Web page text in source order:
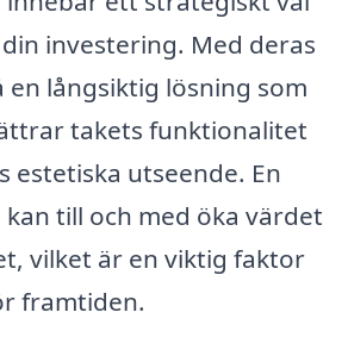
investering. Med deras
en långsiktig lösning som
takets funktionalitet
estetiska utseende. En
till och med öka värdet
vilket är en viktig faktor
framtiden.